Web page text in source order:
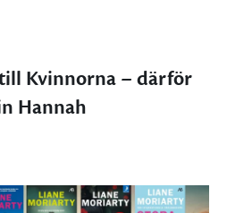
Kvinnorna – därför
Hannah